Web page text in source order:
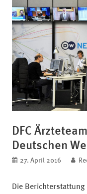
DFC
Deutschen
veröffentlicht am
27. April 2016
Die